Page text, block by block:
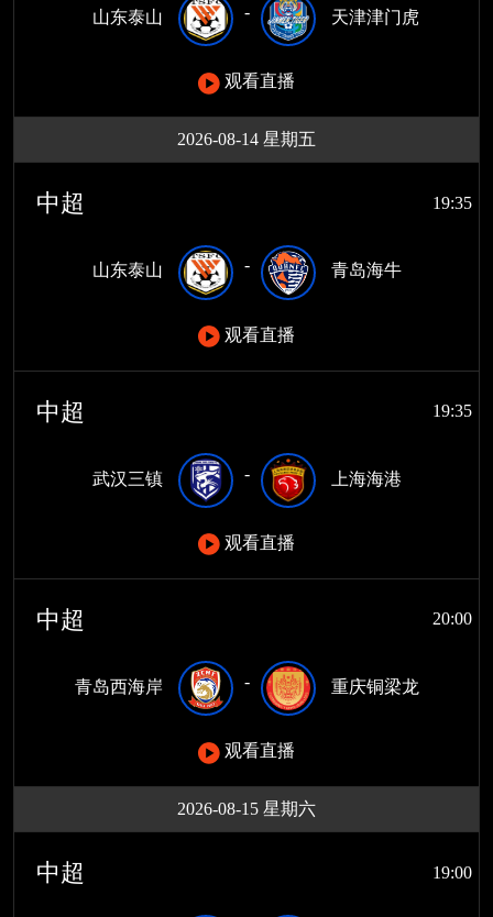
山东泰山 - 天津津门虎
观看直播
2026-08-14 星期五
中超 19:35
山东泰山 - 青岛海牛
观看直播
中超 19:35
武汉三镇 - 上海海港
观看直播
中超 20:00
青岛西海岸 - 重庆铜梁龙
观看直播
2026-08-15 星期六
中超 19:00